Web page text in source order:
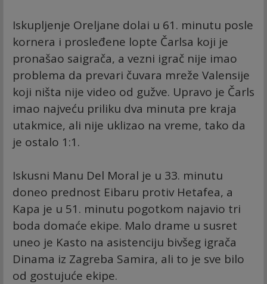
Iskupljenje Oreljane dolai u 61. minutu posle
kornera i prosleđene lopte Čarlsa koji je
pronašao saigrača, a vezni igrač nije imao
problema da prevari čuvara mreže Valensije
koji ništa nije video od gužve. Upravo je Čarls
imao najveću priliku dva minuta pre kraja
utakmice, ali nije uklizao na vreme, tako da
je ostalo 1:1.
Iskusni Manu Del Moral je u 33. minutu
doneo prednost Eibaru protiv Hetafea, a
Kapa je u 51. minutu pogotkom najavio tri
boda domaće ekipe. Malo drame u susret
uneo je Kasto na asistenciju bivšeg igrača
Dinama iz Zagreba Samira, ali to je sve bilo
od gostujuće ekipe.